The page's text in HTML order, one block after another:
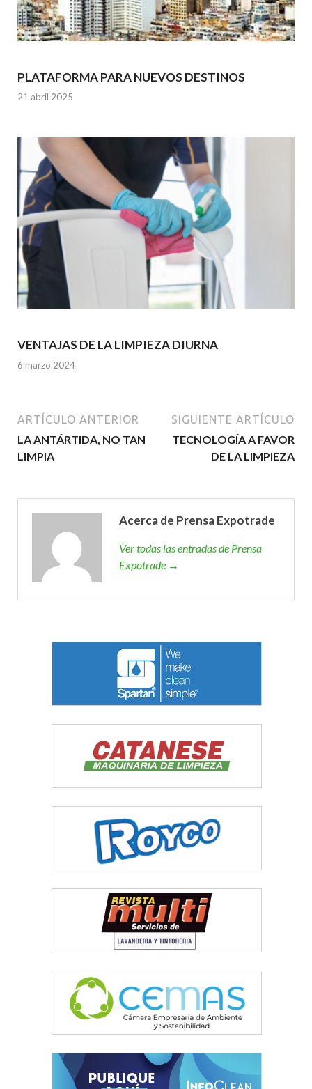
PLATAFORMA PARA NUEVOS DESTINOS
21 abril 2025
VENTAJAS DE LA LIMPIEZA DIURNA
6 marzo 2024
ARTÍCULO ANTERIOR
LA ANTÁRTIDA, NO TAN
LIMPIA
SIGUIENTE ARTÍCULO
TECNOLOGÍA A FAVOR
DE LA LIMPIEZA
Acerca de Prensa Expotrade
Ver todas las entradas de Prensa
Expotrade →